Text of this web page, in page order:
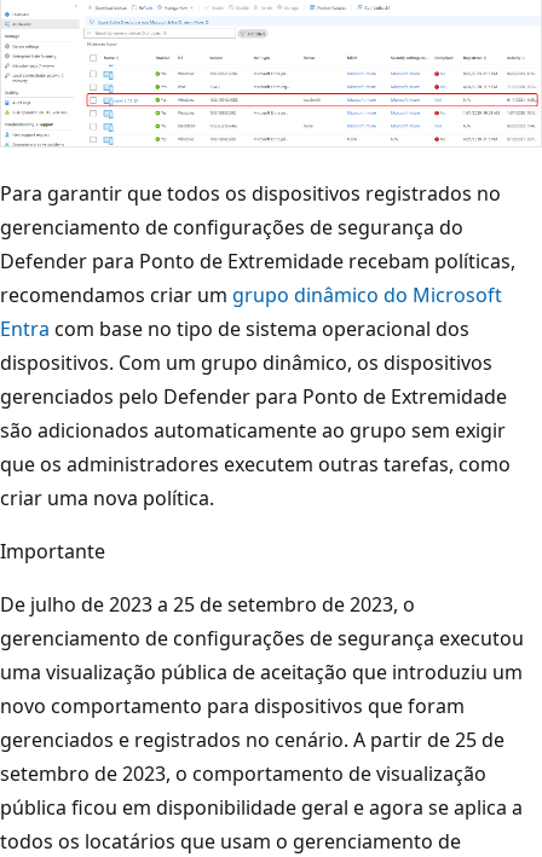
Para garantir que todos os dispositivos registrados no
gerenciamento de configurações de segurança do
Defender para Ponto de Extremidade recebam políticas,
recomendamos criar um grupo dinâmico do Microsoft
Entra com base no tipo de sistema operacional dos
dispositivos. Com um grupo dinâmico, os dispositivos
gerenciados pelo Defender para Ponto de Extremidade
são adicionados automaticamente ao grupo sem exigir
que os administradores executem outras tarefas, como
criar uma nova política.
Importante
De julho de 2023 a 25 de setembro de 2023, o
gerenciamento de configurações de segurança executou
uma visualização pública de aceitação que introduziu um
novo comportamento para dispositivos que foram
gerenciados e registrados no cenário. A partir de 25 de
setembro de 2023, o comportamento de visualização
pública ficou em disponibilidade geral e agora se aplica a
todos os locatários que usam o gerenciamento de